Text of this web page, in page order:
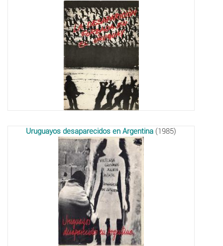
Uruguayos desaparecidos en Argentina (1985)